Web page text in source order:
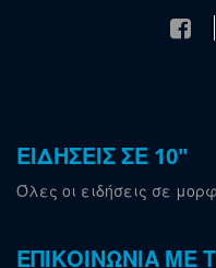
ΕΙΔΗΣΕΙΣ ΣΕ 10"
Όλες οι ειδήσεις σε
ΕΠΙΚΟΙΝΩΝΙΑ ΜΕ